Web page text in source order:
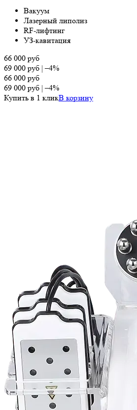
Вакуум
Лазерный липолиз
RF-лифтинг
УЗ-кавитация
66 000 руб
69 000 руб |–4%
66 000 руб
69 000 руб |–4%
Купить в 1 кликВ корзину